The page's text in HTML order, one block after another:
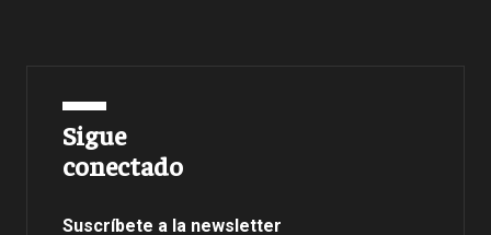
Sigue
conectado
Suscríbete a la newsletter